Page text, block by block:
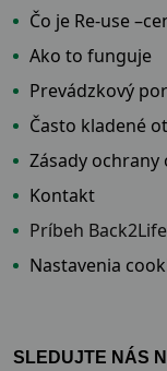
Čo je Re-use
Ako to funguje
Prevádzkový
Často kladené
Zásady
Kontakt
Príbeh Back2Life
Nastavenia
SLEDUJTE NÁS